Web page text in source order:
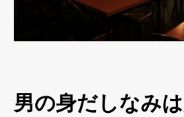
男の身だしなみは